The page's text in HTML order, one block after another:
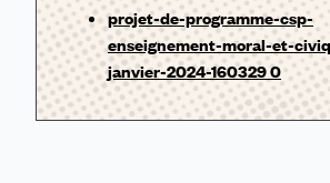
projet-de-programme-csp-
enseignement-moral-et-
janvier-2024-160329 0